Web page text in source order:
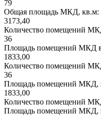
79
Общая площадь МКД, кв.м:
3173,40
Количество помещений
36
Площадь помещений МКД
1833,00
Количество помещений
36
Площадь помещений МКД,
1833,00
Количество помещений
Площадь помещений МКД,